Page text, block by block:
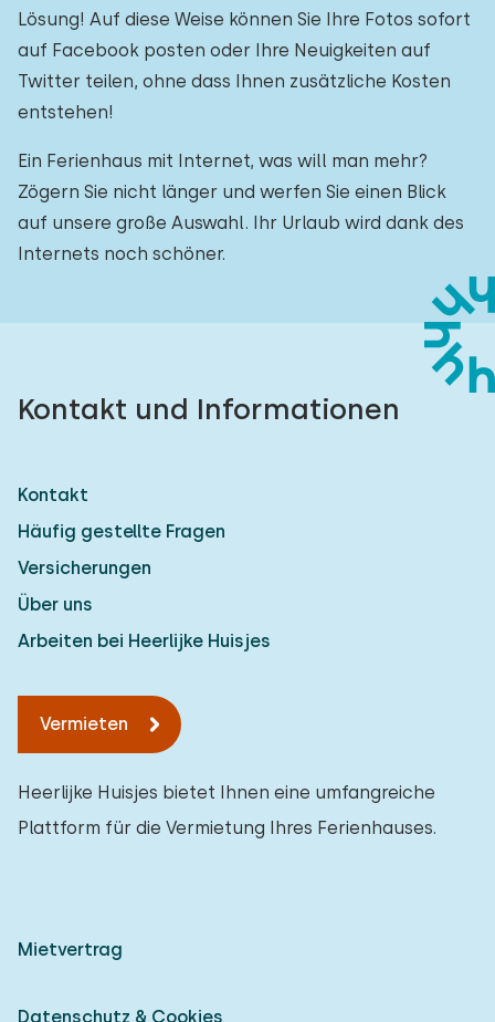
Lösung! Auf diese Weise können Sie Ihre Fotos sofort
auf Facebook posten oder Ihre Neuigkeiten auf
Twitter teilen, ohne dass Ihnen zusätzliche Kosten
entstehen!
Ein Ferienhaus mit Internet, was will man mehr?
Zögern Sie nicht länger und werfen Sie einen Blick
auf unsere große Auswahl. Ihr Urlaub wird dank des
Internets noch schöner.
Kontakt und Informationen
Kontakt
Häufig gestellte Fragen
Versicherungen
Über uns
Arbeiten bei Heerlijke Huisjes
Vermieten
Heerlijke Huisjes bietet Ihnen eine umfangreiche
Plattform für die Vermietung Ihres Ferienhauses.
Mietvertrag
Datenschutz & Cookies